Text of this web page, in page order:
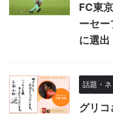
FC東
ーセ
に選出
話題・ネ
グリコ